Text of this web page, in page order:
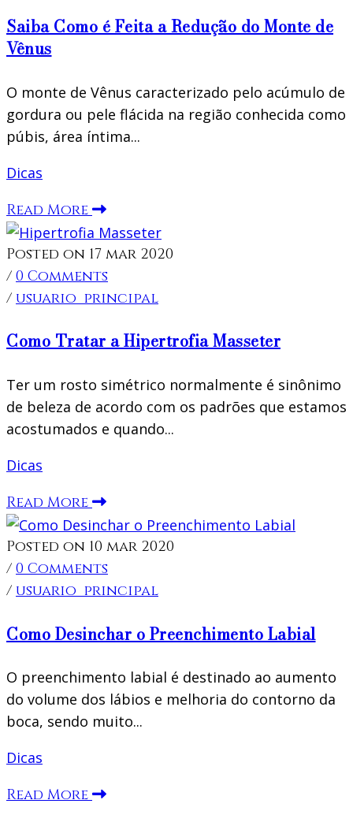
Saiba Como é Feita a Redução do Monte de
Vênus
O monte de Vênus caracterizado pelo acúmulo de
gordura ou pele flácida na região conhecida como
púbis, área íntima...
Dicas
Read More
Posted on 17 mar 2020
/ 0 Comments
/ usuario_principal
Como Tratar a Hipertrofia Masseter
Ter um rosto simétrico normalmente é sinônimo
de beleza de acordo com os padrões que estamos
acostumados e quando...
Dicas
Read More
Posted on 10 mar 2020
/ 0 Comments
/ usuario_principal
Como Desinchar o Preenchimento Labial
O preenchimento labial é destinado ao aumento
do volume dos lábios e melhoria do contorno da
boca, sendo muito...
Dicas
Read More